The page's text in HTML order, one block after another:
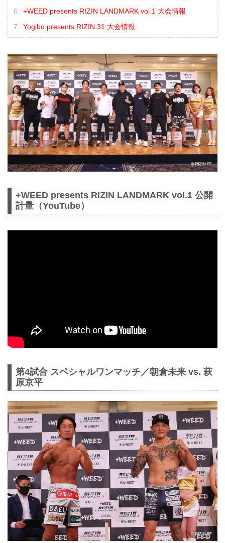
+WEED presents RIZIN LANDMARK vol.1 大会情報
Yogibo presents RIZIN.31 大会情報
+WEED presents RIZIN LANDMARK vol.1 公開
計量（YouTube）
第4試合 スペシャルワンマッチ／朝倉未来 vs. 萩
原京平